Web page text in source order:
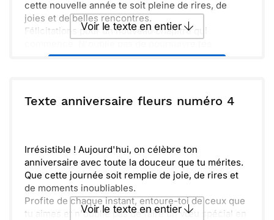
cette nouvelle année te soit pleine de rires, de
joies et de belles rencontres.
Félicitations pour un nouveau chapitre qui
passions et de savourer les instants simples. Je
superbe journée !
Voir le texte en entier
ou : Copier Recevoir par mail
Texte anniversaire fleurs numéro 4
Irrésistible ! Aujourd'hui, on célèbre ton
anniversaire avec toute la douceur que tu mérites.
Que cette journée soit remplie de joie, de rires et
de moments inoubliables.
Profite de chaque instant, entoure-toi de ceux que
tu aimes et n'oublie pas de faire un vœu spécial en
Voir le texte en entier